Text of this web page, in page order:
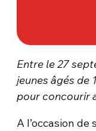
Entre le 27
jeunes âgés de
pour concourir
A l’occasion